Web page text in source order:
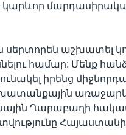
կարևոր
աշխատել
համար: Մենք
իրենց
Ղարաբաղի
Հայաստանի